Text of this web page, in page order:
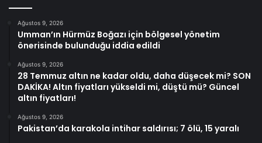
Ağustos 9, 2026
Umman’ın Hürmüz Boğazı için bölgesel yönetim
önerisinde bulunduğu iddia edildi
Ağustos 9, 2026
28 Temmuz altın ne kadar oldu, daha düşecek mi? SON
DAKİKA! Altın fiyatları yükseldi mi, düştü mü? Güncel
altın fiyatları!
Ağustos 9, 2026
Pakistan’da karakola intihar saldırısı; 7 ölü, 15 yaralı